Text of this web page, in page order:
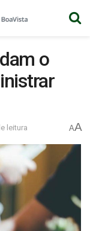
o
leitura AA